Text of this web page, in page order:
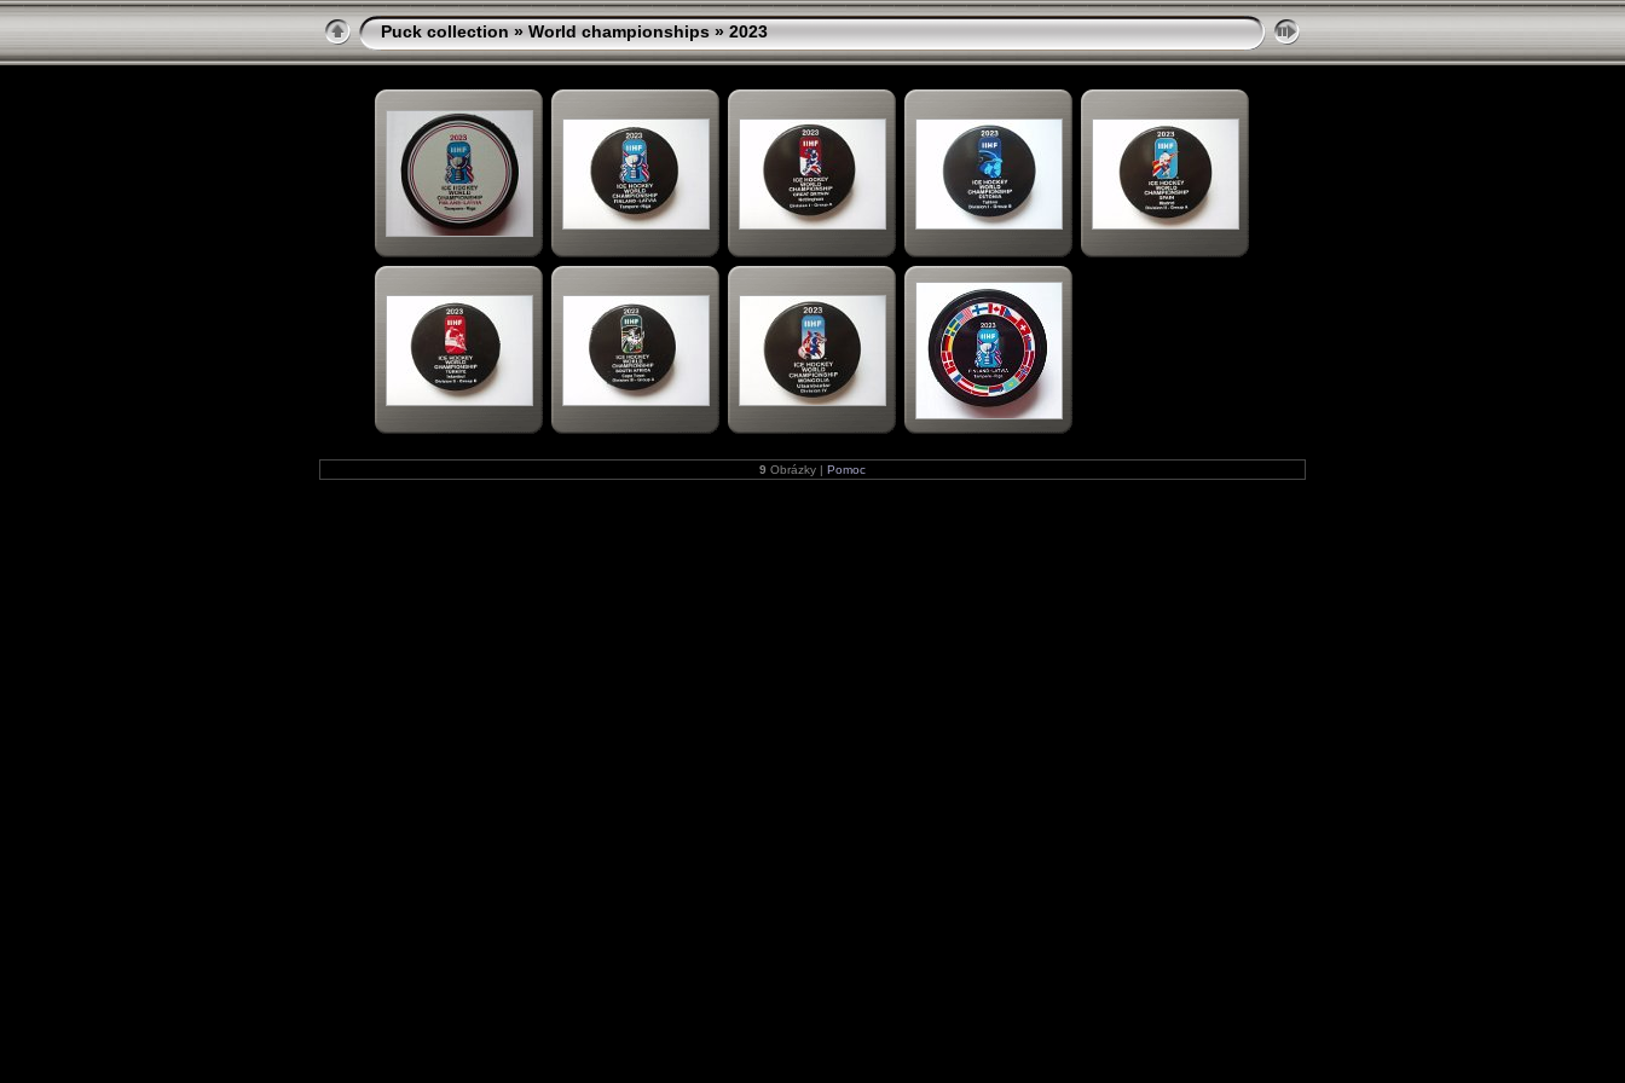
Puck collection » World championships » 2023
9 Obrázky | Pomoc